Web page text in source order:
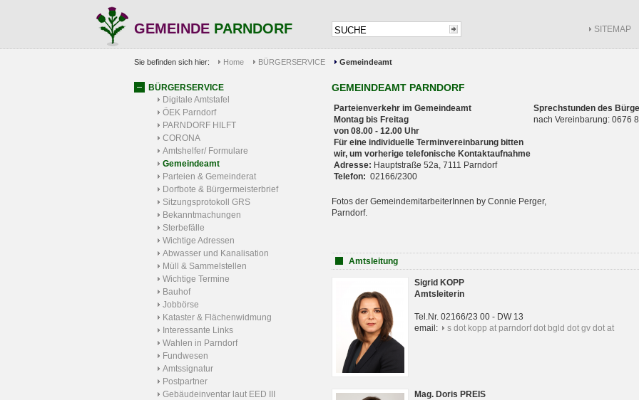
GEMEINDE PARNDORF SITEMAP
Sie befinden sich hier: Home BÜRGERSERVICE Gemeindeamt
BÜRGERSERVICE
Digitale Amtstafel
ÖEK Parndorf
PARNDORF HILFT
CORONA
Amtshelfer/ Formulare
Gemeindeamt
Parteien & Gemeinderat
Dorfbote & Bürgermeisterbrief
Sitzungsprotokoll GRS
Bekanntmachungen
Sterbefälle
Wichtige Adressen
Abwasser und Kanalisation
Müll & Sammelstellen
Wichtige Termine
Bauhof
Jobbörse
Kataster & Flächenwidmung
Interessante Links
Wahlen in Parndorf
Fundwesen
Amtssignatur
Postpartner
Gebäudeinventar laut EED III
GEMEINDEAMT PARNDORF
Parteienverkehr im Gemeindeamt
Montag bis Freitag
von 08.00 - 12.00 Uhr
Für eine individuelle Terminvereinbarung bitten
wir, um vorherige telefonische Kontaktaufnahme
Adresse: Hauptstraße 52a, 7111 Parndorf
Telefon: 02166/2300
Sprechstunden des
nach Vereinbarung: 0676
Fotos der GemeindemitarbeiterInnen by Connie Perger,
Parndorf.
Amtsleitung
Sigrid KOPP
Amtsleiterin
Tel.Nr. 02166/23 00 - DW 13
email:
s dot kopp at parndorf dot bgld dot gv dot at
Mag. Doris PREIS